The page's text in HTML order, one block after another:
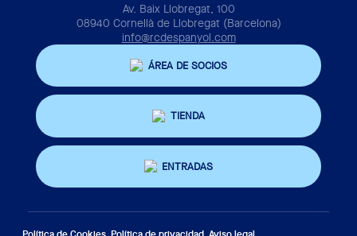
Av. Baix Llobregat, 100
08940 Cornellà de Llobregat (Barcelona)
info@rcdespanyol.com
ÁREA DE SOCIOS
TIENDA
ENTRADAS